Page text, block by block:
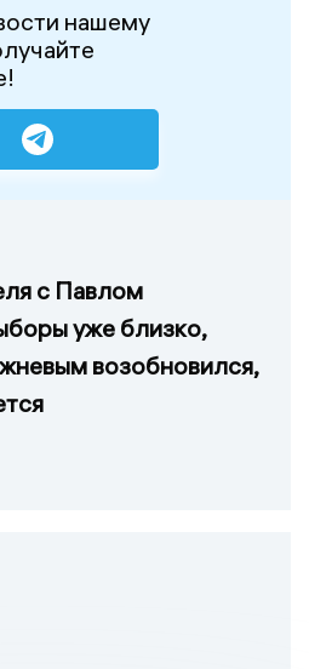
нашему
с Павлом
уже близко,
возобновился,